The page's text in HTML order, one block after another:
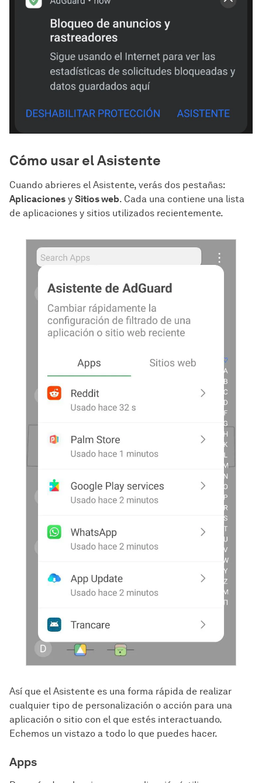
Cómo usar el Asistente
Cuando abrieres el Asistente, verás dos pestañas:
Aplicaciones y Sitios web. Cada una contiene una lista
de aplicaciones y sitios utilizados recientemente.
Así que el Asistente es una forma rápida de realizar
cualquier tipo de personalización o acción para una
aplicación o sitio con el que estés interactuando.
Echemos un vistazo a todo lo que puedes hacer.
Apps